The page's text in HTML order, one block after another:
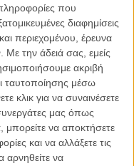
που
διαφημίσεις
περιεχομένου, έρευνα
Με την άδειά σας, εμείς
ακριβή
ταυτοποίησης μέσω
κλικ για να συναινέσετε
μας όπως
μπορείτε να αποκτήσετε
και να αλλάξετε τις
αρνηθείτε να
Reporter, ο Ζακ Σνάιντερ
μια νέα εκδοχή του
που καθιέρωσε τον
αντιήρωες
και την Picture
να συμμετέχει ως
πρώτη ουσιαστική
από χρόνια
ομάδων.